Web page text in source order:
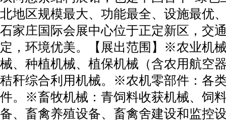
北地区规模最大、功能最全、设施最优
石家庄国际会展中心位于正定新区，交
定，环境优美。【展出范围】※农业机
械、种植机械、植保机械（含农用航空
秸秆综合利用机械。※农机零部件：各
件。※畜牧机械：青饲料收获机械、饲
备、畜禽养殖设备、畜禽舍建设和监控